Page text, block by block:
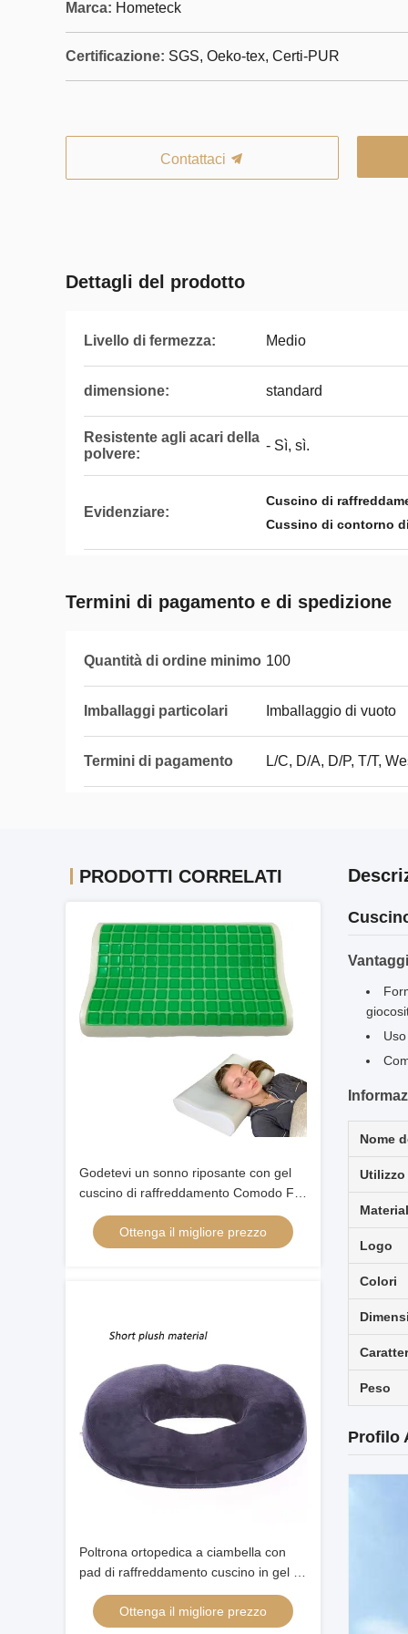
Marca: Hometeck
Certificazione: SGS, Oeko-tex, Certi-PUR
Contattaci
Dettagli del prodotto
Livello di fermezza: Medio
dimensione: standard
Resistente agli acari della
polvere:
- Sì, sì.
Evidenziare:
Cuscino di
Cussino di contorno
Termini di pagamento e di spedizione
Quantità di ordine minimo 100
Imballaggi particolari Imballaggio di vuoto
Termini di pagamento L/C, D/A, D/P, T/T,
PRODOTTI CORRELATI
Godetevi un sonno riposante con gel
cuscino di raffreddamento Comodo Fit
Buona respirabilità
Ottenga il migliore prezzo
Poltrona ortopedica a ciambella con
pad di raffreddamento cuscino in gel di
schiuma di memoria cuscini lombari
Ottenga il migliore prezzo
Vantaggi
Nome
Utilizzo
Logo
Colori
Peso
Profilo